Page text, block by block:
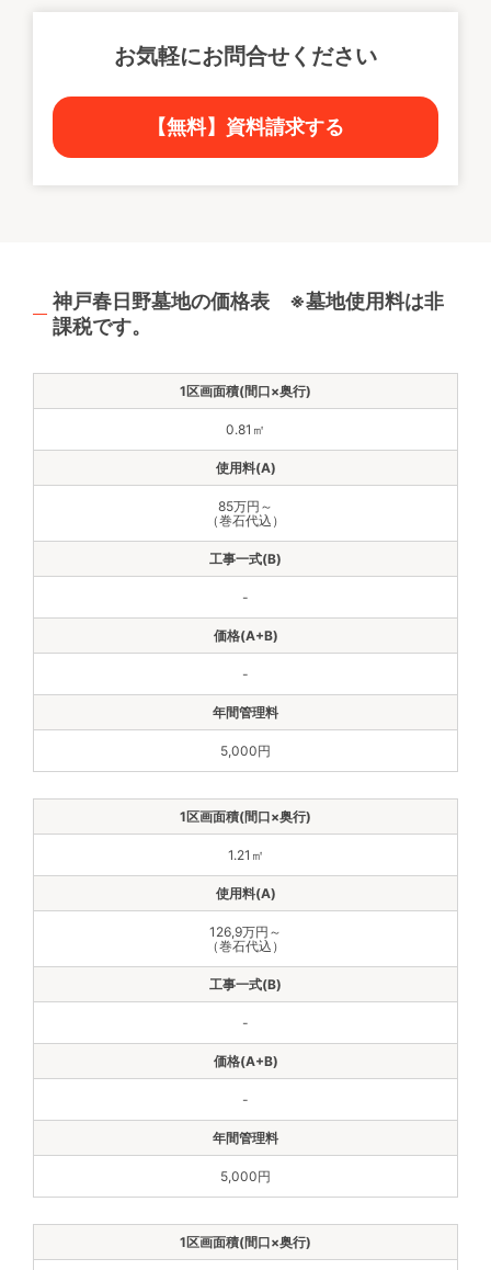
お気軽にお問合せください
【無料】資料請求する
神戸春日野墓地の価格表 ※墓地使用料は非
課税です。
0.81㎡
85万円～
（巻石代込）
-
-
5,000円
1.21㎡
126,9万円～
（巻石代込）
-
-
5,000円